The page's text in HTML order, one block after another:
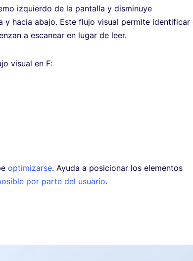
izquierdo de la pantalla y disminuye
y hacia abajo. Este flujo visual permite identificar
a escanear en lugar de leer.
visual en F:
optimizarse. Ayuda a posicionar los elementos
por parte del usuario.